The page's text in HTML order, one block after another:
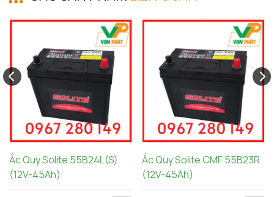
Ắc Quy Solite 55B24L(S)
(12V-45Ah)
Ắc Quy Solite CMF 55B23R
(12V-45Ah)